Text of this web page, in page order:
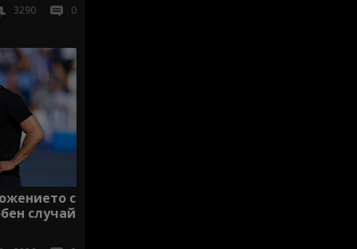
3290 0
с
случай